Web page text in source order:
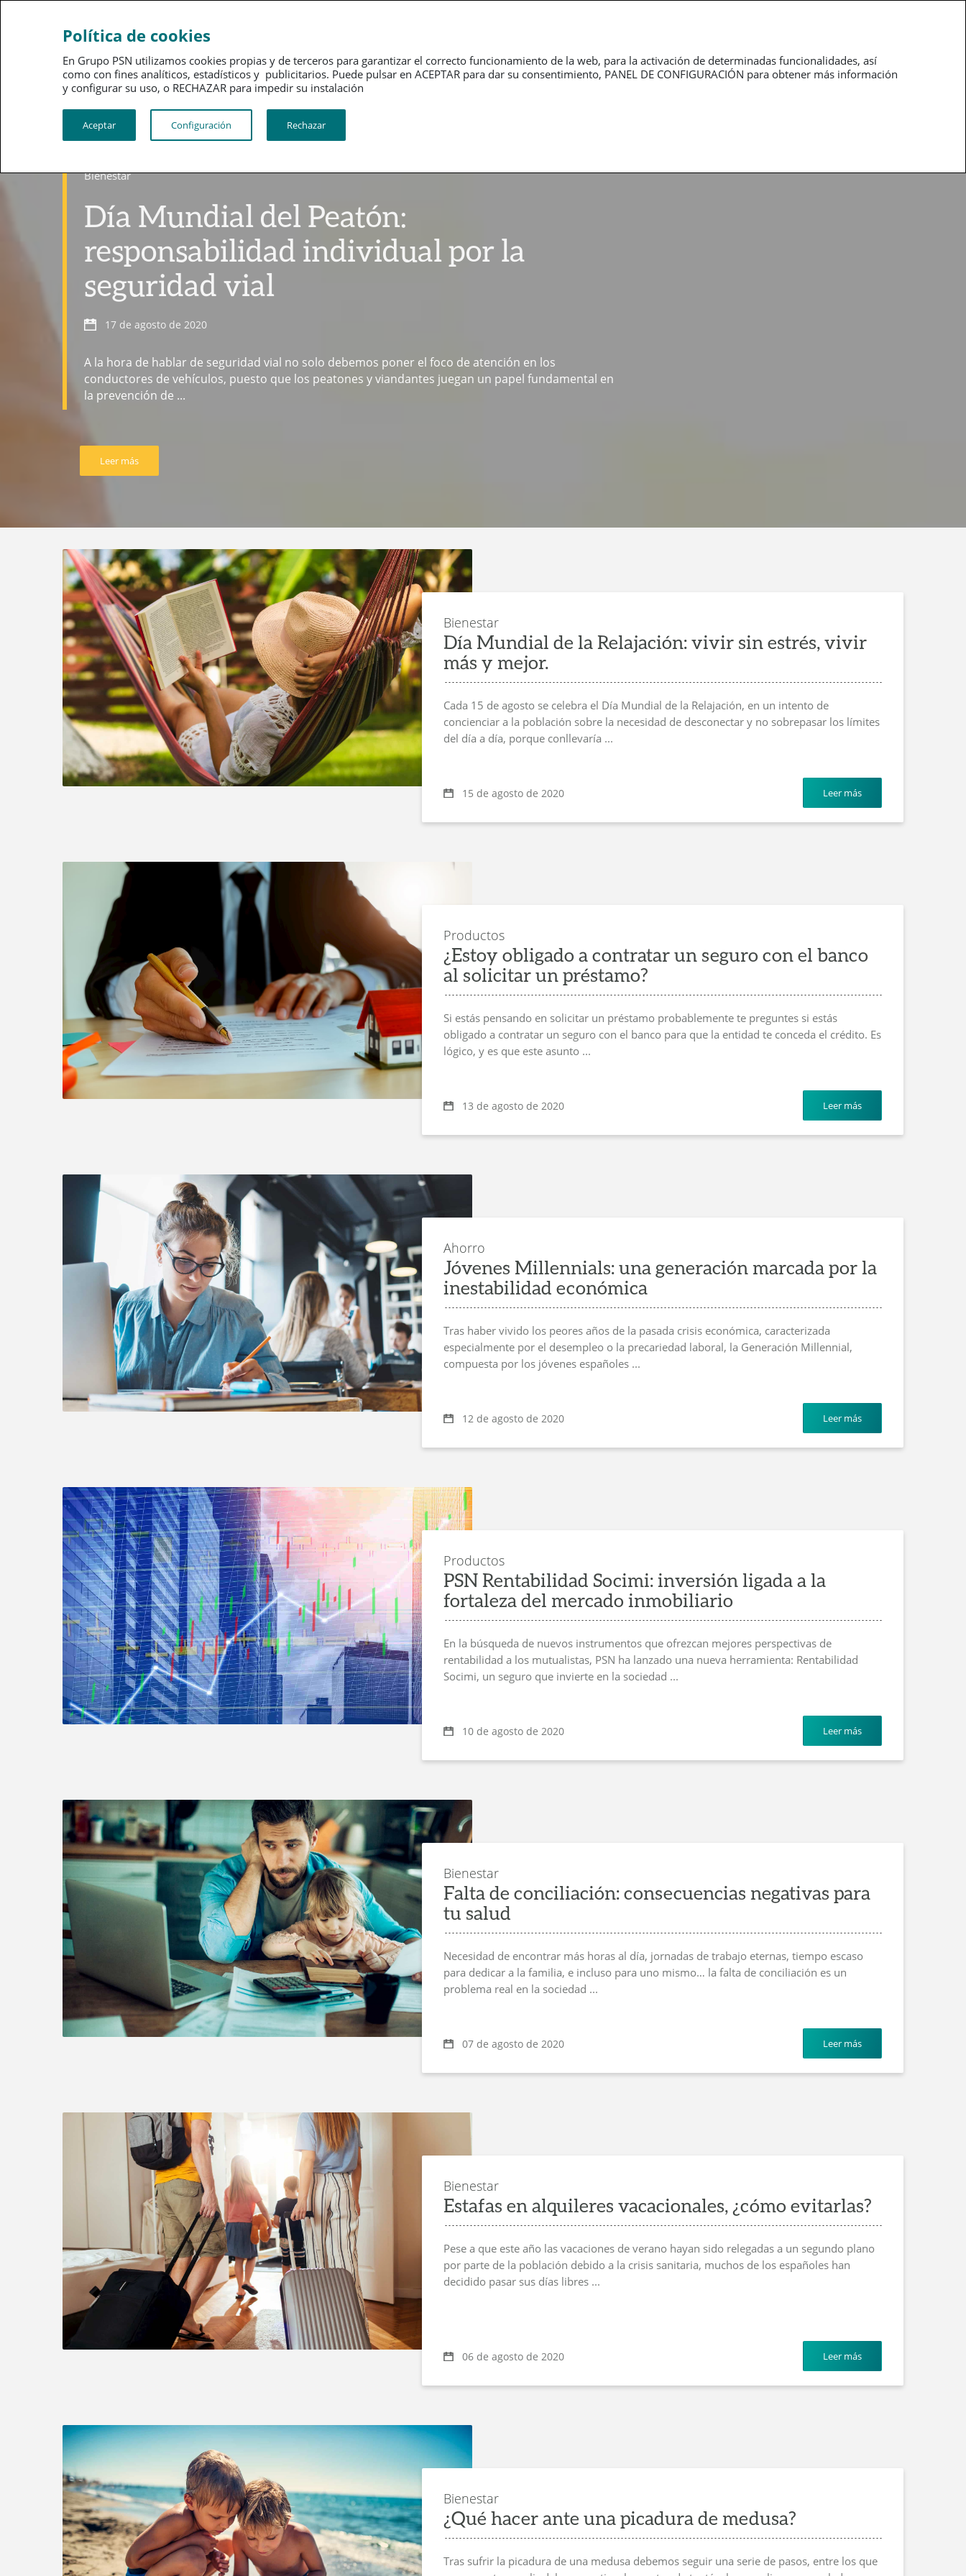
Ahorro
Bienestar
Día Mundial del Peatón:
responsabilidad individual por la
seguridad vial
17 de agosto de 2020
A la hora de hablar de seguridad vial no solo debemos poner el foco de atención en los
conductores de vehículos, puesto que los peatones y viandantes juegan un papel fundamental en
la prevención de ...
Leer más
Bienestar
Día Mundial de la Relajación: vivir sin estrés, vivir
más y mejor.
Cada 15 de agosto se celebra el Día Mundial de la Relajación, en un intento de
concienciar a la población sobre la necesidad de desconectar y no sobrepasar los límites
del día a día, porque conllevaría ...
15 de agosto de 2020 Leer más
Productos
¿Estoy obligado a contratar un seguro con el banco
al solicitar un préstamo?
Si estás pensando en solicitar un préstamo probablemente te preguntes si estás
obligado a contratar un seguro con el banco para que la entidad te conceda el crédito. Es
lógico, y es que este asunto ...
13 de agosto de 2020 Leer más
Ahorro
Jóvenes Millennials: una generación marcada por la
inestabilidad económica
Tras haber vivido los peores años de la pasada crisis económica, caracterizada
especialmente por el desempleo o la precariedad laboral, la Generación Millennial,
compuesta por los jóvenes españoles ...
12 de agosto de 2020 Leer más
Productos
PSN Rentabilidad Socimi: inversión ligada a la
fortaleza del mercado inmobiliario
En la búsqueda de nuevos instrumentos que ofrezcan mejores perspectivas de
rentabilidad a los mutualistas, PSN ha lanzado una nueva herramienta: Rentabilidad
Socimi, un seguro que invierte en la sociedad ...
10 de agosto de 2020 Leer más
Bienestar
Falta de conciliación: consecuencias negativas para
tu salud
Necesidad de encontrar más horas al día, jornadas de trabajo eternas, tiempo escaso
para dedicar a la familia, e incluso para uno mismo… la falta de conciliación es un
problema real en la sociedad ...
07 de agosto de 2020 Leer más
Bienestar
Estafas en alquileres vacacionales, ¿cómo evitarlas?
Pese a que este año las vacaciones de verano hayan sido relegadas a un segundo plano
por parte de la población debido a la crisis sanitaria, muchos de los españoles han
decidido pasar sus días libres ...
06 de agosto de 2020 Leer más
Bienestar
¿Qué hacer ante una picadura de medusa?
Tras sufrir la picadura de una medusa debemos seguir una serie de pasos, entre los que
Política de cookies
En Grupo PSN utilizamos cookies propias y de terceros para garantizar el correcto funcionamiento de la web, para la activación de determinadas funcionalidades, así
como con fines analíticos, estadísticos y publicitarios. Puede pulsar en ACEPTAR para dar su consentimiento, PANEL DE CONFIGURACIÓN para obtener más información
y configurar su uso, o RECHAZAR para impedir su instalación​​​​​​​
Aceptar Configuración Rechazar